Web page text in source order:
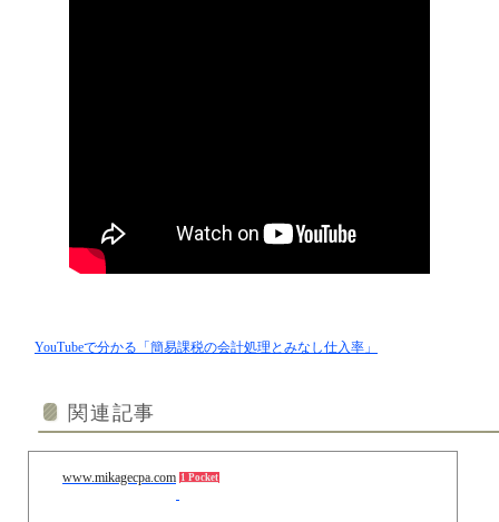
YouTubeで分かる「簡易課税の会計処理とみなし仕入率」
関連記事
www.mikagecpa.com 1 Pocket